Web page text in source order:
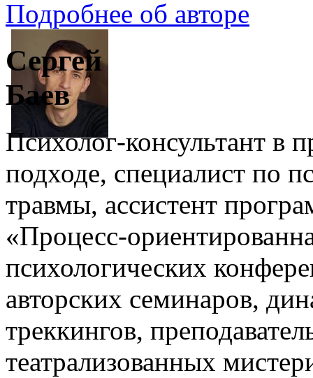
Подробнее об авторе
Сергей
Баев
Психолог-консультант в
подходе, специалист по
травмы, ассистент
«Процесс-
психологических
авторских семинаров,
треккингов,
театрализованных